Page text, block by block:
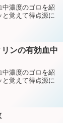
中濃度のゴロを紹
覚えて得点源に
リンの有効血中
中濃度のゴロを紹
覚えて得点源に